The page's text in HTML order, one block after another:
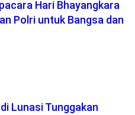
Hari Bhayangkara
Polri untuk Bangsa dan
Lunasi Tunggakan